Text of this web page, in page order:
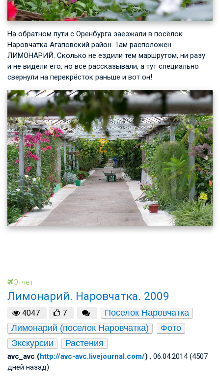
На обратном пути с Оренбурга заезжали в посёлок
Наровчатка Агаповский район. Там расположен
ЛИМОНАРИЙ. Сколько не ездили тем маршрутом, ни разу
и не видели его, но все рассказывали, а тут специально
свернули на перекрёсток раньше и вот он!
Отчет
Лимонарий. Наровчатка. 2009
4047 7
Поселок Наровчатка
Лимонарий (поселок Наровчатка)
Фото
Экскурсии
Растения
avc_avc (http://avc-avc.livejournal.com/) , 06.04.2014 (4507
дней назад)